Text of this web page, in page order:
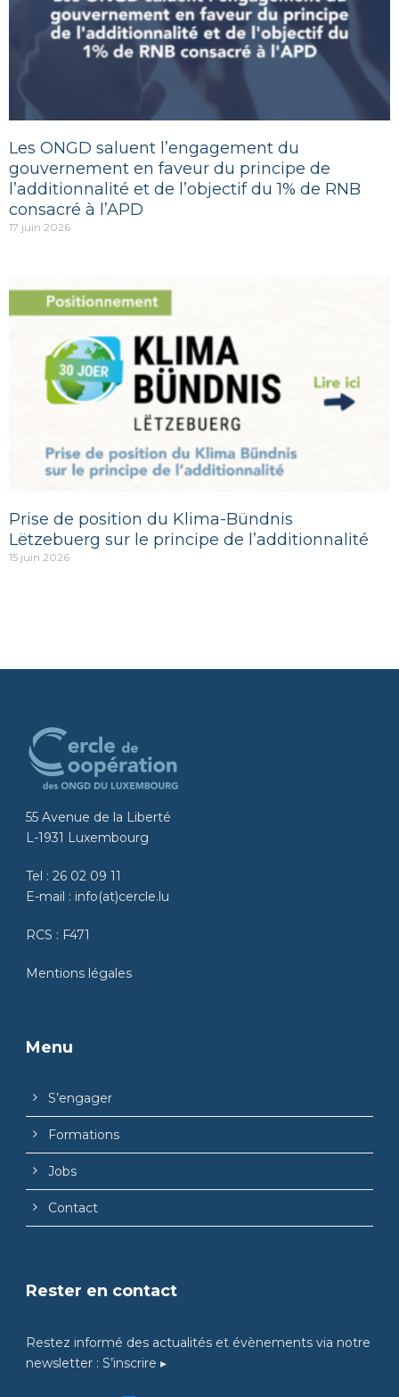
Les ONGD saluent l’engagement du
gouvernement en faveur du principe de
l’additionnalité et de l’objectif du 1% de RNB
consacré à l’APD
17 juin 2026
Prise de position du Klima-Bündnis
Lëtzebuerg sur le principe de l’additionnalité
15 juin 2026
55 Avenue de la Liberté
L-1931 Luxembourg
Tel : 26 02 09 11
E-mail : info(at)cercle.lu
RCS : F471
Mentions légales
Menu
S’engager
Formations
Jobs
Contact
Rester en contact
Restez informé des actualités et évènements via notre
newsletter : S’inscrire ▸